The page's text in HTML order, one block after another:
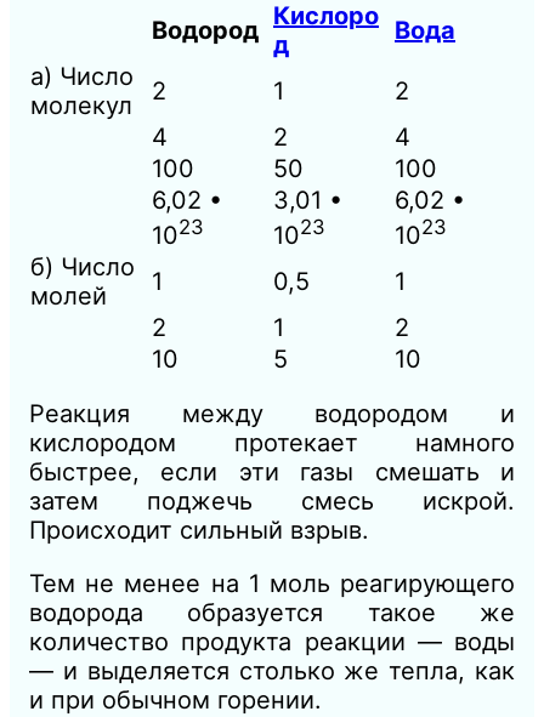
Водород Кислоро
д
Вода
а) Число
молекул
2 1
2
4
2
4
100
50
100
6,02 •
1023
3,01 •
1023
6,02 •
1023
б) Число
молей
1 0,5
1
2
1
2
10
5
10
Реакция между водородом и
кислородом протекает намного
быстрее, если эти газы смешать и
затем поджечь смесь искрой.
Происходит сильный взрыв.
Тем не менее на 1 моль реагирующего
водорода образуется такое же
количество продукта реакции — воды
— и выделяется столько же тепла, как
и при обычном горении.